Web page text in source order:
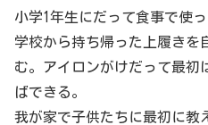
小学1年生にだって食事で使
学校から持ち帰った上履きを
む。アイロンがけだって最初
ばできる。
我が家で子供たちに最初に教